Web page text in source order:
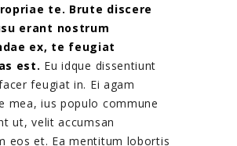
te. Brute discere
erant nostrum
ex, te feugiat
est. Eu idque dissentiunt
feugiat in. Ei agam
mea, ius populo commune
ut, velit accumsan
eos et. Ea mentitum lobortis